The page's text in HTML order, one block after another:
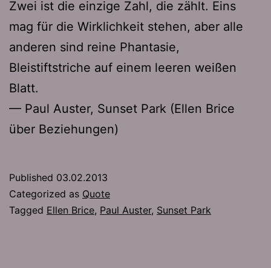
Zwei ist die einzige Zahl, die zählt. Eins
mag für die Wirklichkeit stehen, aber alle
anderen sind reine Phantasie,
Bleistiftstriche auf einem leeren weißen
Blatt.
— Paul Auster, Sunset Park (Ellen Brice
über Beziehungen)
Published 03.02.2013
Categorized as Quote
Tagged Ellen Brice, Paul Auster, Sunset Park